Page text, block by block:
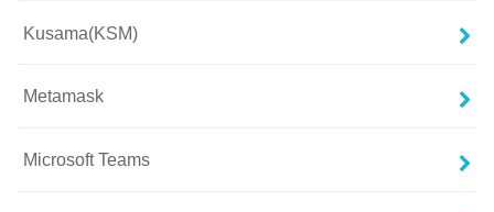
Kusama(KSM)
Metamask
Microsoft Teams